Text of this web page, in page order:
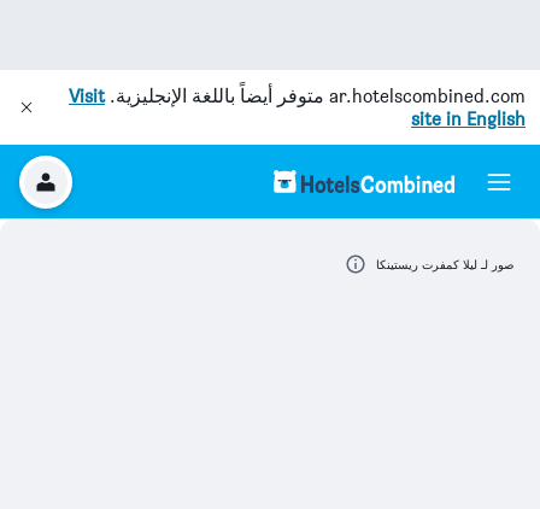
ar.hotelscombined.com متوفر أيضاً باللغة الإنجليزية.Visit
site in English
صور لـ ليلا كمفرت ريستينكا